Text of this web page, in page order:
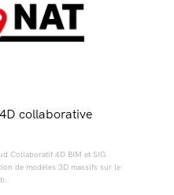
collaborative
Collaboratif 4D BIM et SIG
de modèles 3D massifs sur le